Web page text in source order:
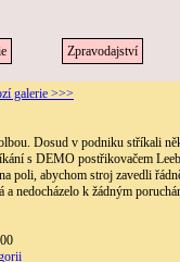
Zpravodajství
galerie >>>
Dosud v podniku stříkali
s DEMO postřikovačem
poli, abychom stroj zavedli
nedocházelo k žádným